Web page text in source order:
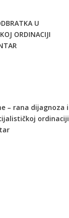
U
ORDINACIJI
– rana dijagnoza i
ordinaciji